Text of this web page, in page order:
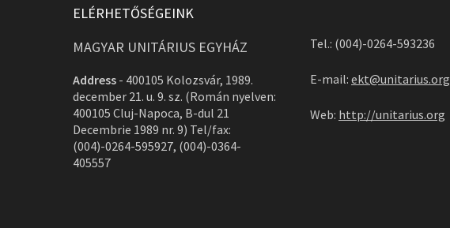
ELÉRHETŐSÉGEINK
MAGYAR UNITÁRIUS EGYHÁZ
Address - 400105 Kolozsvár, 1989.
december 21. u. 9. sz. (Román nyelven:
400105 Cluj-Napoca, B-dul 21
Decembrie 1989 nr. 9) Tel/fax:
(004)-0264-595927, (004)-0364-
405557
Tel.: (004)-0264-593236
E-mail: ekt@unitarius.org
Web: http://unitarius.org